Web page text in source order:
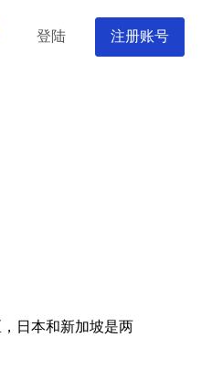
登陆 注册账号
日本和新加坡是两